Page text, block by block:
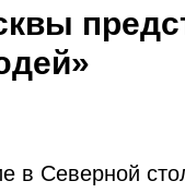
в Северной